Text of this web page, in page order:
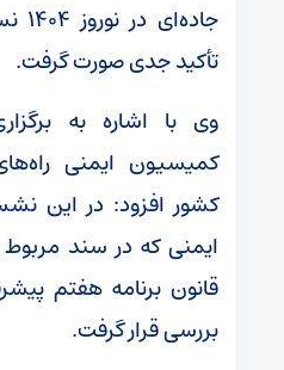
تأکید جدی صورت گرفت.
وی با اشاره به
کمیسیون ایمنی
کشور افزود: در این
قانون برنامه هفتم
بررسی قرار گرفت.